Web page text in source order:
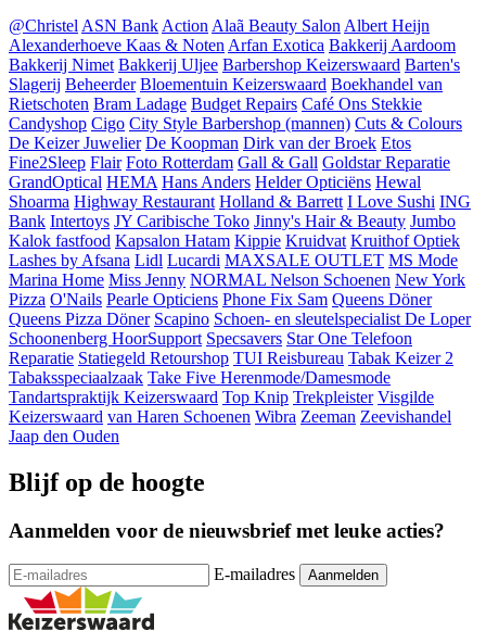
@Christel ASN Bank Action Alaã Beauty Salon Albert Heijn
Alexanderhoeve Kaas & Noten Arfan Exotica Bakkerij Aardoom
Bakkerij Nimet Bakkerij Uljee Barbershop Keizerswaard Barten's
Slagerij Beheerder Bloementuin Keizerswaard Boekhandel van
Rietschoten Bram Ladage Budget Repairs Café Ons Stekkie
Candyshop Cigo City Style Barbershop (mannen) Cuts & Colours
De Keizer Juwelier De Koopman Dirk van der Broek Etos
Fine2Sleep Flair Foto Rotterdam Gall & Gall Goldstar Reparatie
GrandOptical HEMA Hans Anders Helder Opticiëns Hewal
Shoarma Highway Restaurant Holland & Barrett I Love Sushi ING
Bank Intertoys JY Caribische Toko Jinny's Hair & Beauty Jumbo
Kalok fastfood Kapsalon Hatam Kippie Kruidvat Kruithof Optiek
Lashes by Afsana Lidl Lucardi MAXSALE OUTLET MS Mode
Marina Home Miss Jenny NORMAL Nelson Schoenen New York
Pizza O'Nails Pearle Opticiens Phone Fix Sam Queens Döner
Queens Pizza Döner Scapino Schoen- en sleutelspecialist De Loper
Schoonenberg HoorSupport Specsavers Star One Telefoon
Reparatie Statiegeld Retourshop TUI Reisbureau Tabak Keizer 2
Tabaksspeciaalzaak Take Five Herenmode/Damesmode
Tandartspraktijk Keizerswaard Top Knip Trekpleister Visgilde
Keizerswaard van Haren Schoenen Wibra Zeeman Zeevishandel
Jaap den Ouden
Blijf op de hoogte
Aanmelden voor de nieuwsbrief met leuke acties?
E-mailadres